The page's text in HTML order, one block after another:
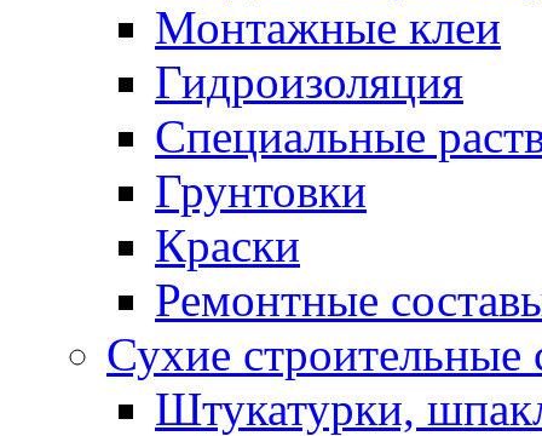
Монтажные клеи
Гидроизоляция
Специальные
Грунтовки
Краски
Ремонтные
Сухие
Штукатурки,